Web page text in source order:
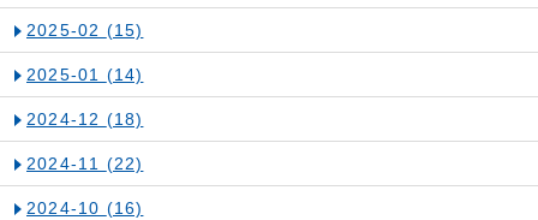
2025-02 (15)
2025-01 (14)
2024-12 (18)
2024-11 (22)
2024-10 (16)